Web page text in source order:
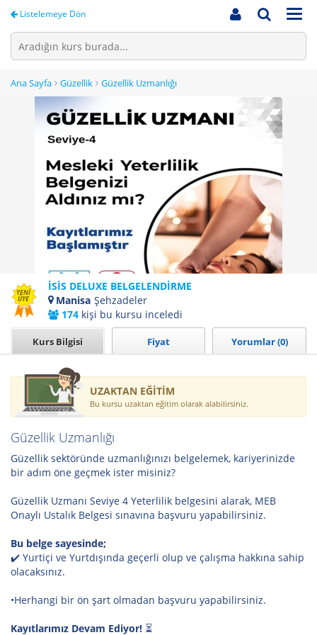
Listelemeye Dön
Ana Sayfa Güzellik Güzellik Uzmanlığı
YENİ
ÜYE
İSİS DELUXE BELGELENDİRME
Manisa Şehzadeler
174 kişi bu kursu inceledi
Kurs Bilgisi Fiyat Yorumlar (0)
UZAKTAN EĞİTİM
Bu kursu uzaktan eğitim olarak alabilirsiniz.
Güzellik Uzmanlığı
Güzellik sektöründe uzmanlığınızı belgelemek, kariyerinizde
bir adım öne geçmek ister misiniz?
Güzellik Uzmanı Seviye 4 Yeterlilik belgesini alarak, MEB
Onaylı Ustalık Belgesi sınavına başvuru yapabilirsiniz.
Bu belge sayesinde;
✔️ Yurtiçi ve Yurtdışında geçerli olup ve çalışma hakkına sahip
olacaksınız.
•Herhangi bir ön şart olmadan başvuru yapabilirsiniz.
Kayıtlarımız Devam Ediyor! ⏳